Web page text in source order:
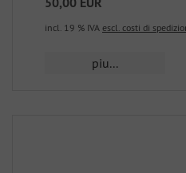
incl. 19 % IVA escl. costi di
piu...